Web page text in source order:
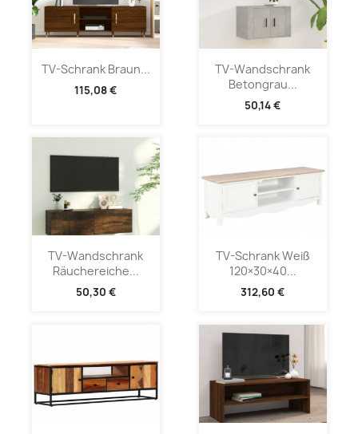
TV-Schrank Braun...
115,08 €
TV-Wandschrank
Betongrau...
50,14 €
TV-Wandschrank
Räuchereiche...
50,30 €
TV-Schrank Weiß
120×30×40...
312,60 €